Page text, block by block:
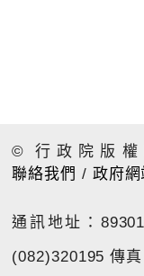
© 行政院版權
聯絡我們 / 政府
通訊地址：
(082)320195 傳